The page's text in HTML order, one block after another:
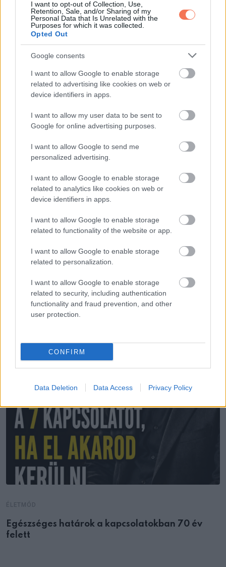
I want to opt-out of Collection, Use,
Retention, Sale, and/or Sharing of my
Personal Data that Is Unrelated with the
Purposes for which it was collected.
Opted Out
Google consents
I want to allow Google to enable storage
related to advertising like cookies on web or
device identifiers in apps.
I want to allow my user data to be sent to
Google for online advertising purposes.
I want to allow Google to send me
personalized advertising.
I want to allow Google to enable storage
related to analytics like cookies on web or
device identifiers in apps.
I want to allow Google to enable storage
related to functionality of the website or app.
I want to allow Google to enable storage
related to personalization.
I want to allow Google to enable storage
related to security, including authentication
functionality and fraud prevention, and other
user protection.
CONFIRM
Data Deletion Data Access Privacy Policy
Oszd meg ezt a posztot:
WhatsappRedditShare
Email
legdurvább sztorijaikról
KÖVETKEZŐ POSZT
5 dolog, ami mindig legyen az autódban
További bejegyzések
Egészséges határok a kapcsolatokban 70 év
felett